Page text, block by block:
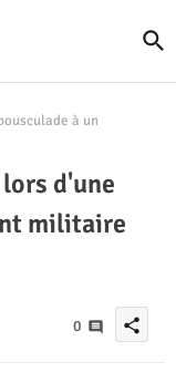
à un
d'une
militaire
0 share